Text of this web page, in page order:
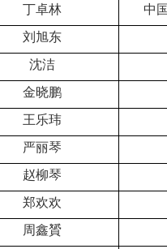
丁卓林
中
刘旭东
沈洁
金晓鹏
王乐玮
严丽琴
赵柳琴
郑欢欢
周鑫贇